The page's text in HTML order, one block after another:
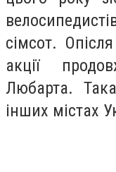
сімсот.
акції
Любарта.
інших містах